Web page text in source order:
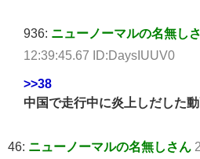
936: ニューノーマルの名無し
12:39:45.67 ID:DaysIUUV0
>>38
中国で走行中に炎上しだした
46: ニューノーマルの名無しさん